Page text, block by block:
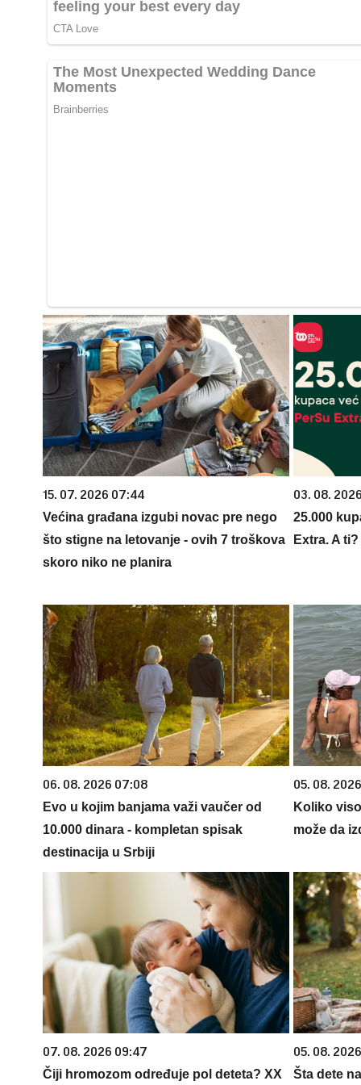
15. 07. 2026 07:44
Većina građana izgubi novac pre nego
što stigne na letovanje - ovih 7 troškova
skoro niko ne planira
03. 08.
25.000
Extra. A
06. 08. 2026 07:08
Evo u kojim banjama važi vaučer od
10.000 dinara - kompletan spisak
destinacija u Srbiji
05. 08.
Koliko
može da
07. 08. 2026 09:47
Čiji hromozom određuje pol deteta? XX
05. 08.
Šta dete